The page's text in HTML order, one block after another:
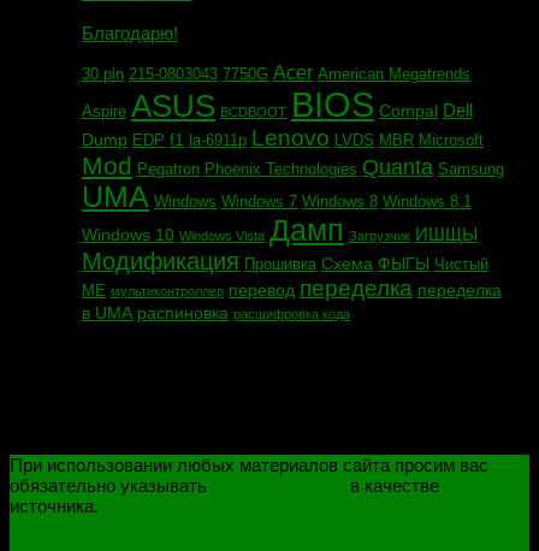
Благодарю!
30 pin 215-0803043 7750G Acer American Megatrends
Aspire ASUS BCDBOOT BIOS Compal Dell
Dump EDP f1 la-6911p Lenovo LVDS MBR Microsoft
Mod Pegatron Phoenix Technologies Quanta Samsung
UMA Windows Windows 7 Windows 8 Windows 8.1
Windows 10 Windows Vista Дамп Загрузчик ИШЩЫ
Модификация Прошивка Схема ФЫГЫ Чистый
МЕ мультиконтроллер перевод переделка переделка
в UMA распиновка расшифровка кода
При использовании любых материалов сайта просим вас
обязательно указывать
в качестве
источника.